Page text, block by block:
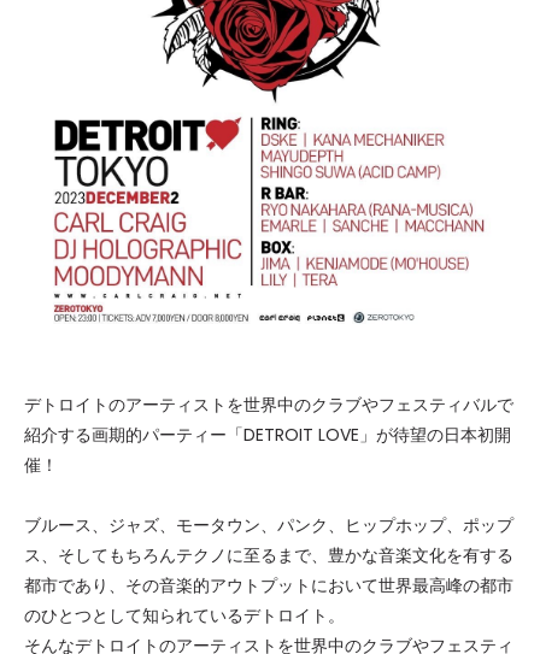
デトロイトのアーティストを世界中のクラブやフェスティバルで
紹介する画期的パーティー「DETROIT LOVE」が待望の日本初開
催！
ブルース、ジャズ、モータウン、パンク、ヒップホップ、ポップ
ス、そしてもちろんテクノに至るまで、豊かな音楽文化を有する
都市であり、その音楽的アウトプットにおいて世界最高峰の都市
のひとつとして知られているデトロイト。
そんなデトロイトのアーティストを世界中のクラブやフェスティ